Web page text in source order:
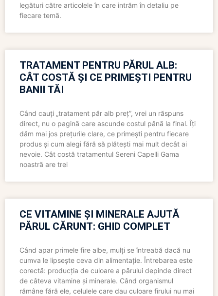
legături către articolele în care intrăm în detaliu pe
fiecare temă.
TRATAMENT PENTRU PĂRUL ALB:
CÂT COSTĂ ȘI CE PRIMEȘTI PENTRU
BANII TĂI
Când cauți „tratament păr alb preț”, vrei un răspuns
direct, nu o pagină care ascunde costul până la final. Îți
dăm mai jos prețurile clare, ce primești pentru fiecare
produs și cum alegi fără să plătești mai mult decât ai
nevoie. Cât costă tratamentul Sereni Capelli Gama
noastră are trei
CE VITAMINE ȘI MINERALE AJUTĂ
PĂRUL CĂRUNT: GHID COMPLET
Când apar primele fire albe, mulți se întreabă dacă nu
cumva le lipsește ceva din alimentație. Întrebarea este
corectă: producția de culoare a părului depinde direct
de câteva vitamine și minerale. Când organismul
rămâne fără ele, celulele care dau culoare firului nu mai